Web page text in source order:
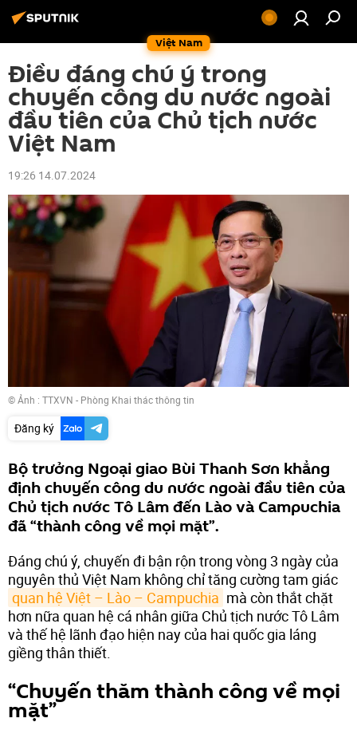
Việt Nam
Điều đáng chú ý trong
chuyến công du nước ngoài
đầu tiên của Chủ tịch nước
Việt Nam
19:26 14.07.2024
© Ảnh : TTXVN - Phòng Khai thác thông tin
Đăng ký
Bộ trưởng Ngoại giao Bùi Thanh Sơn khẳng
định chuyến công du nước ngoài đầu tiên của
Chủ tịch nước Tô Lâm đến Lào và Campuchia
đã “thành công về mọi mặt”.
Đáng chú ý, chuyến đi bận rộn trong vòng 3 ngày của
nguyên thủ Việt Nam không chỉ tăng cường tam giác
quan hệ Việt – Lào – Campuchia mà còn thắt chặt
hơn nữa quan hệ cá nhân giữa Chủ tịch nước Tô Lâm
và thế hệ lãnh đạo hiện nay của hai quốc gia láng
giềng thân thiết.
“Chuyến thăm thành công về mọi
mặt”